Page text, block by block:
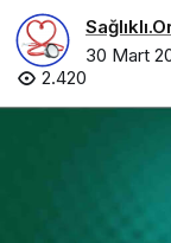
30 Mart
2.420